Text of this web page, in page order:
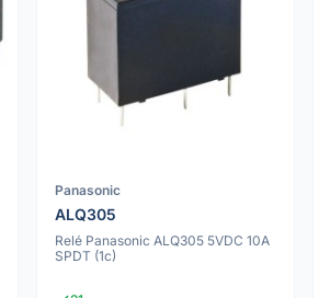
Panasonic
ALQ305
Relé Panasonic ALQ305 5VDC 10A
SPDT (1c)